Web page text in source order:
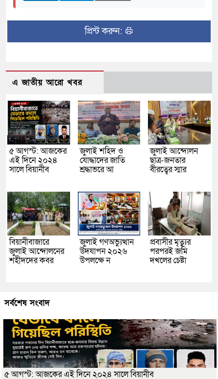
প্রিন্ট করুন:
এ জাতীয় আরো খবর
৫ আগস্ট: আজকের
এই দিনে ২০২৪
সালে বিয়ানীব
জুলাই শহিদ ও
যোদ্ধাদের জাতি
শ্রদ্ধাভরে আ
জুলাই আন্দোলন
ছাত্র-জনতার
বীরত্বের স্মার
বিয়ানীবাজারে
জুলাই আন্দোলনের
শহীদদের কবর
জুলাই গণঅভ্যুত্থান
উদযাপন ২০২৬
উপলক্ষে ন
প্রবাসীর মৃত্যুর
পরপরই জমি
দখলের চেষ্টা
সর্বশেষ সংবাদ
৫ আগস্ট: আজকের এই দিনে ২০২৪ সালে বিয়ানীব